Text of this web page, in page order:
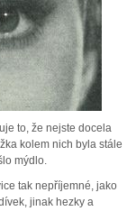
to, že nejste docela
kolem nich byla stále
mýdlo.
tak nepříjemné, jako
jinak hezky a